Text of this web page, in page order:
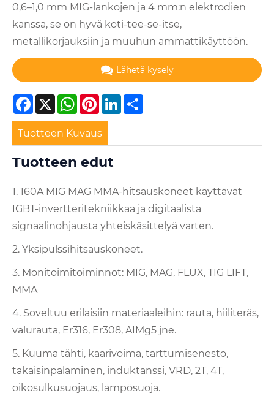
0,6–1,0 mm MIG-lankojen ja 4 mm:n elektrodien
kanssa, se on hyvä koti-tee-se-itse,
metallikorjauksiin ja muuhun ammattikäyttöön.
Lähetä kysely
Facebook
X WhatsApp
Pinterest
LinkedIn
Tuotteen Kuvaus
Tuotteen edut
1. 160A MIG MAG MMA-hitsauskoneet käyttävät
IGBT-invertteritekniikkaa ja digitaalista
signaalinohjausta yhteiskäsittelyä varten.
2. Yksipulssihitsauskoneet.
3. Monitoimitoiminnot: MIG, MAG, FLUX, TIG LIFT,
MMA
4. Soveltuu erilaisiin materiaaleihin: rauta, hiiliteräs,
valurauta, Er316, Er308, AIMg5 jne.
5. Kuuma tähti, kaarivoima, tarttumisenesto,
takaisinpalaminen, induktanssi, VRD, 2T, 4T,
oikosulkusuojaus, lämpösuoja.